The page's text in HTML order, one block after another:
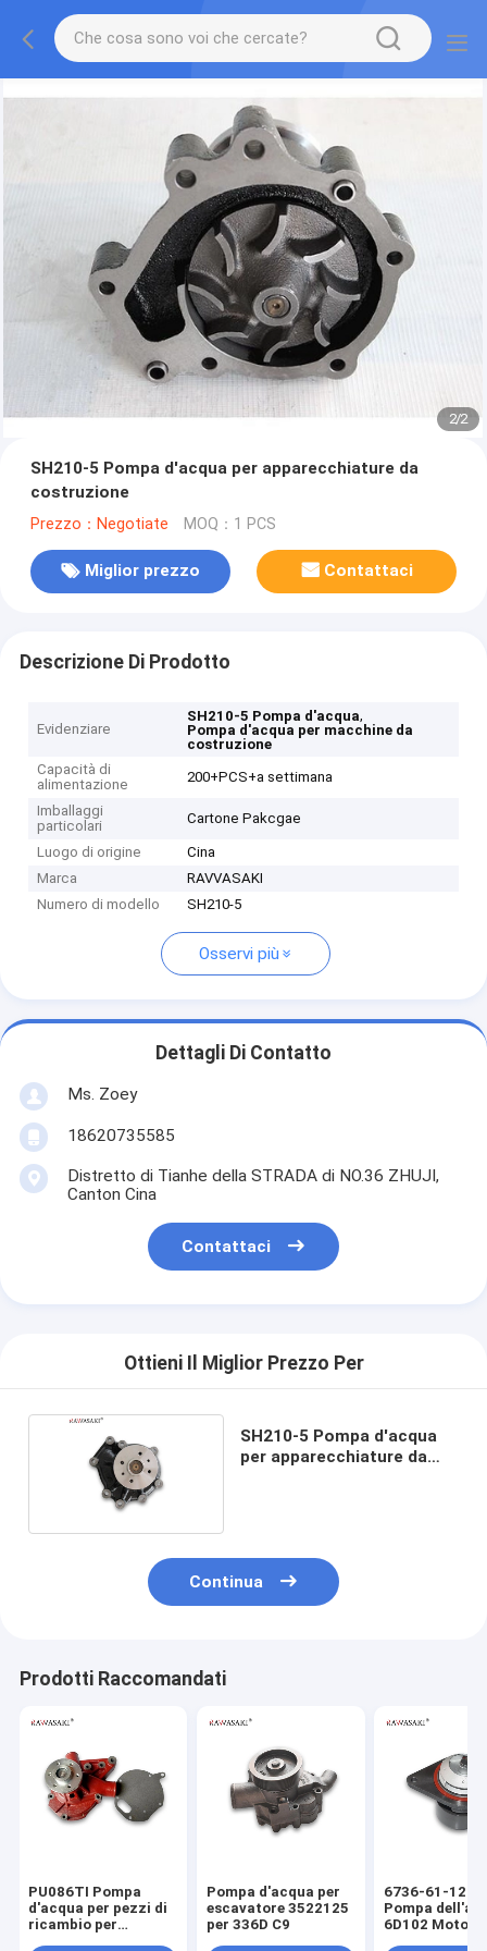
2/2
SH210-5 Pompa d'acqua per apparecchiature da
costruzione
Prezzo：Negotiate MOQ：1 PCS
Miglior prezzo Contattaci
Descrizione Di Prodotto
Evidenziare
SH210-5 Pompa d'acqua,
Pompa d'acqua per macchine da
costruzione
Capacità di
alimentazione
200+PCS+a settimana
Imballaggi
particolari
Cartone Pakcgae
Luogo di origine
Cina
Marca
RAVVASAKI
Numero di modello
SH210-5
Osservi più
Dettagli Di Contatto
Ms. Zoey
18620735585
Distretto di Tianhe della STRADA di NO.36 ZHUJI,
Canton Cina
Contattaci
Ottieni Il Miglior Prezzo Per
SH210-5 Pompa d'acqua
per apparecchiature da
Continua
Prodotti Raccomandati
PU086TI Pompa
d'acqua per pezzi di
ricambio per
Pompa d'acqua per
escavatore 3522125
per 336D C9
6736-61-1201
Pompa
6D102 Motore